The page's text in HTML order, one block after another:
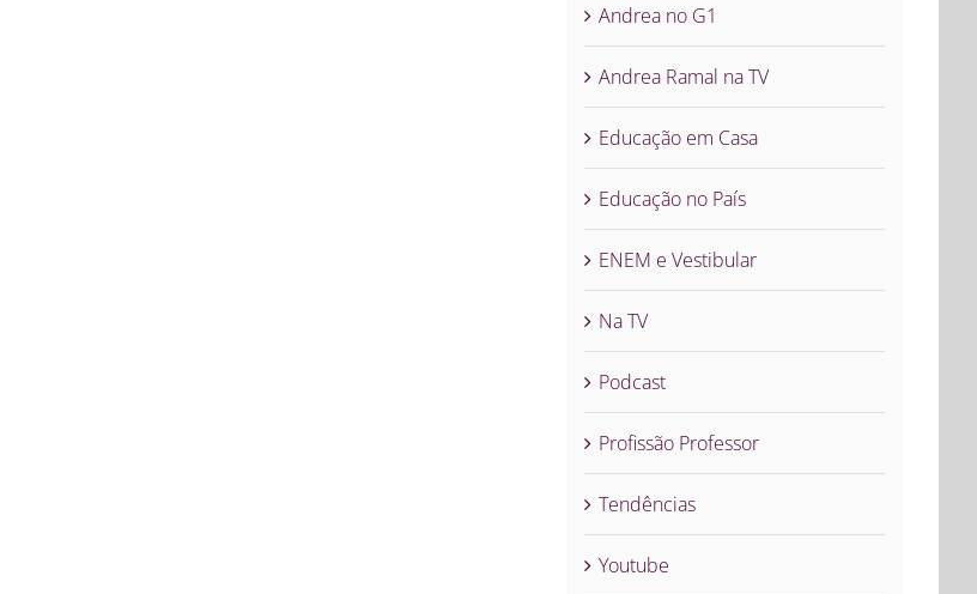
Andrea no G1
Andrea Ramal na TV
Educação em Casa
Educação no País
ENEM e Vestibular
Na TV
Podcast
Profissão Professor
Tendências
Youtube